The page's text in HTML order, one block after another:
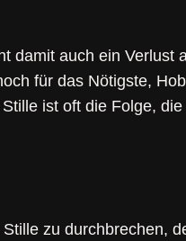
damit auch ein Verlust
für das Nötigste,
ist oft die Folge,
zu durchbrechen,